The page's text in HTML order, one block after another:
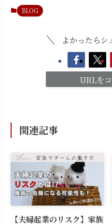
BLOG
よかったらシ
URLを
関連記事
【夫婦起業のリスク】家族